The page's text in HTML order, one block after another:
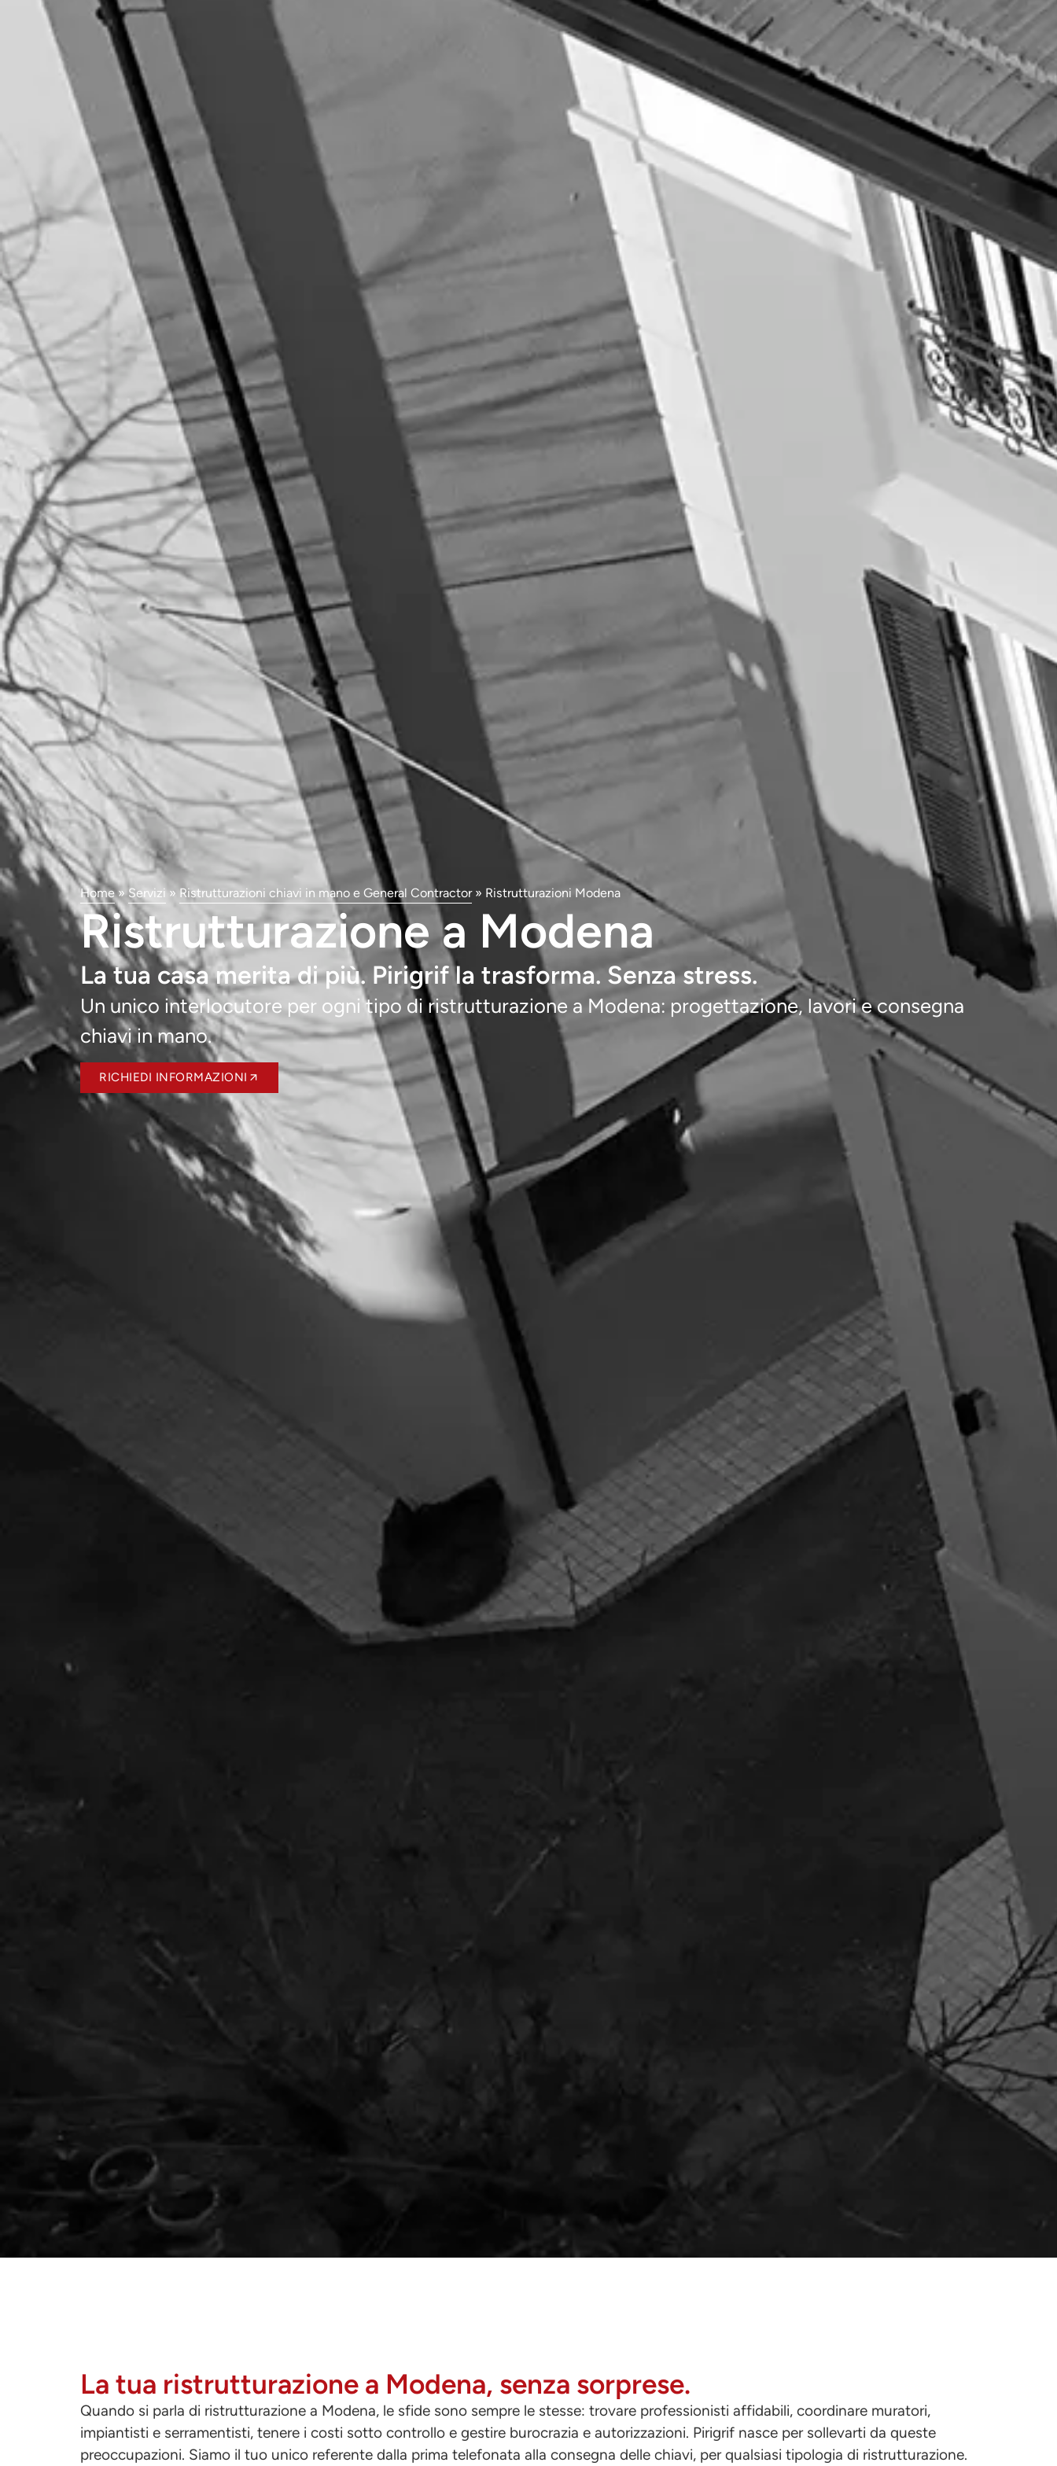
Home»Servizi» Ristrutturazioni chiavi in mano e General Contractor» Ristrutturazioni Modena
Ristrutturazione a Modena
La tua casa merita di più. Pirigrif la trasforma. Senza stress.
Un unico interlocutore per ogni tipo di ristrutturazione a Modena: progettazione, lavori e consegna
chiavi in mano.
RICHIEDI INFORMAZIONI
La tua ristrutturazione a Modena, senza sorprese.
Quando si parla di ristrutturazione a Modena, le sfide sono sempre le stesse: trovare professionisti affidabili, coordinare muratori,
impiantisti e serramentisti, tenere i costi sotto controllo e gestire burocrazia e autorizzazioni. Pirigrif nasce per sollevarti da queste
preoccupazioni. Siamo il tuo unico referente dalla prima telefonata alla consegna delle chiavi, per qualsiasi tipologia di ristrutturazione.